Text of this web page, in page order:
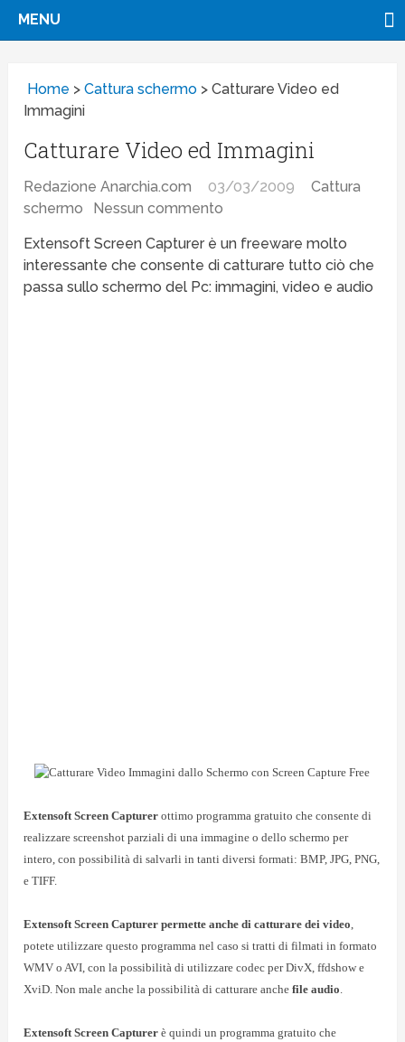
MENU
Home >Cattura schermo >Catturare Video ed
Immagini
Catturare Video ed Immagini
Redazione Anarchia.com 03/03/2009
Cattura
schermo
Nessun commento
Extensoft Screen Capturer è un freeware molto
interessante che consente di catturare tutto ciò che
passa sullo schermo del Pc: immagini, video e audio
Extensoft Screen Capturer ottimo programma gratuito che consente di
realizzare screenshot parziali di una immagine o dello schermo per
intero, con possibilità di salvarli in tanti diversi formati: BMP, JPG, PNG,
e TIFF.
Extensoft Screen Capturer permette anche di catturare dei video,
potete utilizzare questo programma nel caso si tratti di filmati in formato
WMV o AVI, con la possibilità di utilizzare codec per DivX, ffdshow e
XviD. Non male anche la possibilità di catturare anchefile audio.
Extensoft Screen Capturer è quindi un programma gratuito che